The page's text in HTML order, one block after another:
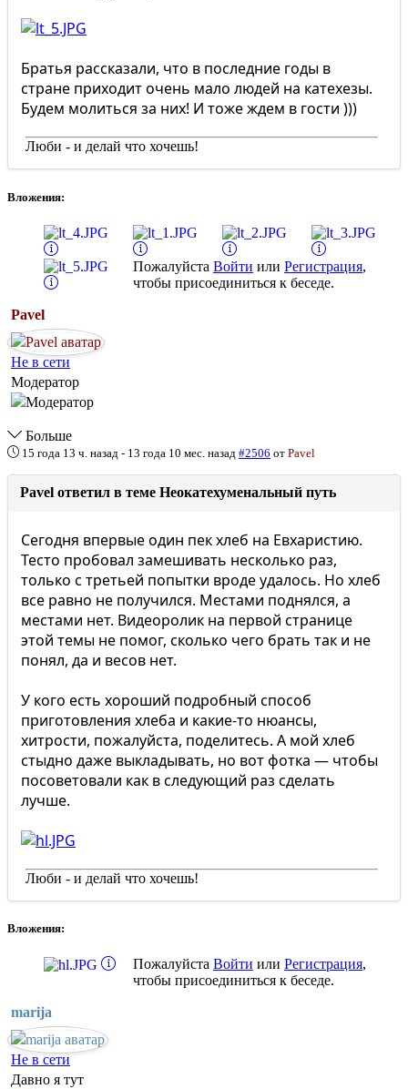
Братья рассказали, что в последние годы в
стране приходит очень мало людей на катехезы.
Будем молиться за них! И тоже ждем в гости )))
Люби - и делай что хочешь!
Вложения:
Пожалуйста Войти или Регистрация,
чтобы присоединиться к беседе.
Pavel
Не в сети
Модератор
Больше
15 года 13 ч. назад - 13 года 10 мес. назад #2506 от Pavel
Pavel ответил в теме Неокатехуменальный путь
Сегодня впервые один пек хлеб на Евхаристию.
Тесто пробовал замешивать несколько раз,
только с третьей попытки вроде удалось. Но хлеб
все равно не получился. Местами поднялся, а
местами нет. Видеоролик на первой странице
этой темы не помог, сколько чего брать так и не
понял, да и весов нет.
У кого есть хороший подробный способ
приготовления хлеба и какие-то нюансы,
хитрости, пожалуйста, поделитесь. А мой хлеб
стыдно даже выкладывать, но вот фотка — чтобы
посоветовали как в следующий раз сделать
лучше.
Люби - и делай что хочешь!
Вложения:
Пожалуйста Войти или Регистрация,
чтобы присоединиться к беседе.
marija
Не в сети
Давно я тут